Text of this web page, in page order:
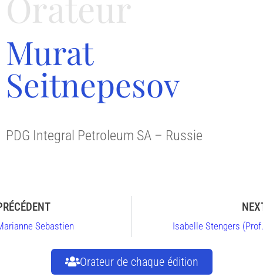
Murat
Seitnepesov
PDG Integral Petroleum SA – Russie
Sebastien Isabelle Stengers
Orateur de chaque édition